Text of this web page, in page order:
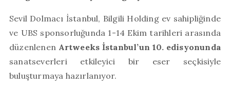
Sevil Dolmacı İstanbul, Bilgili Holding ev sahipliğinde
ve UBS sponsorluğunda 1-14 Ekim tarihleri arasında
düzenlenen Artweeks İstanbul’un 10. edisyonunda
sanatseverleri etkileyici bir eser seçkisiyle
buluşturmaya hazırlanıyor.